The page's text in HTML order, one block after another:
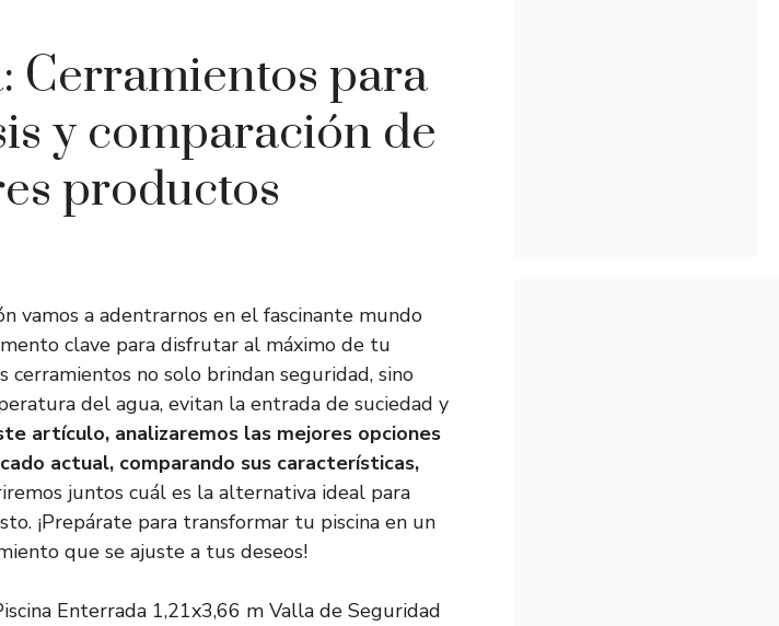
Cerramientos para
y comparación de
productos
vamos a adentrarnos en el fascinante mundo
clave para disfrutar al máximo de tu
cerramientos no solo brindan seguridad, sino
del agua, evitan la entrada de suciedad y
artículo, analizaremos las mejores opciones
actual, comparando sus características,
juntos cuál es la alternativa ideal para
¡Prepárate para transformar tu piscina en un
que se ajuste a tus deseos!
Enterrada 1,21x3,66 m Valla de Seguridad